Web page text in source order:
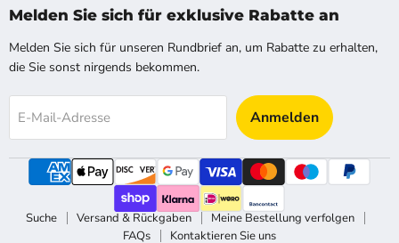
E-
FacebookInstagramPinterest
X
Melden Sie sich für exklusive Rabatte an
Melden Sie sich für unseren Rundbrief an, um Rabatte zu erhalten,
die Sie sonst nirgends bekommen.
E-Mail-Adresse Anmelden
Suche Versand & Rückgaben
Meine Bestellung verfolgen
FAQs
Kontaktieren Sie uns